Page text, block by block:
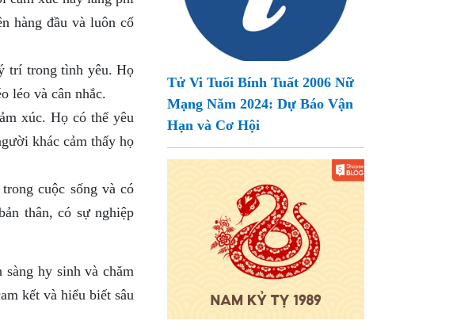
hàng đầu và luôn cố
trí trong tình yêu. Họ
léo và cân nhắc.
xúc. Họ có thể yêu
khác cảm thấy họ
cuộc sống và có
thân, có sự nghiệp
hy sinh và chăm
kết và hiểu biết sâu
Tử Vi Tuổi Bính Tuất 2006 Nữ
Mạng Năm 2024: Dự Báo Vận
Hạn và Cơ Hội